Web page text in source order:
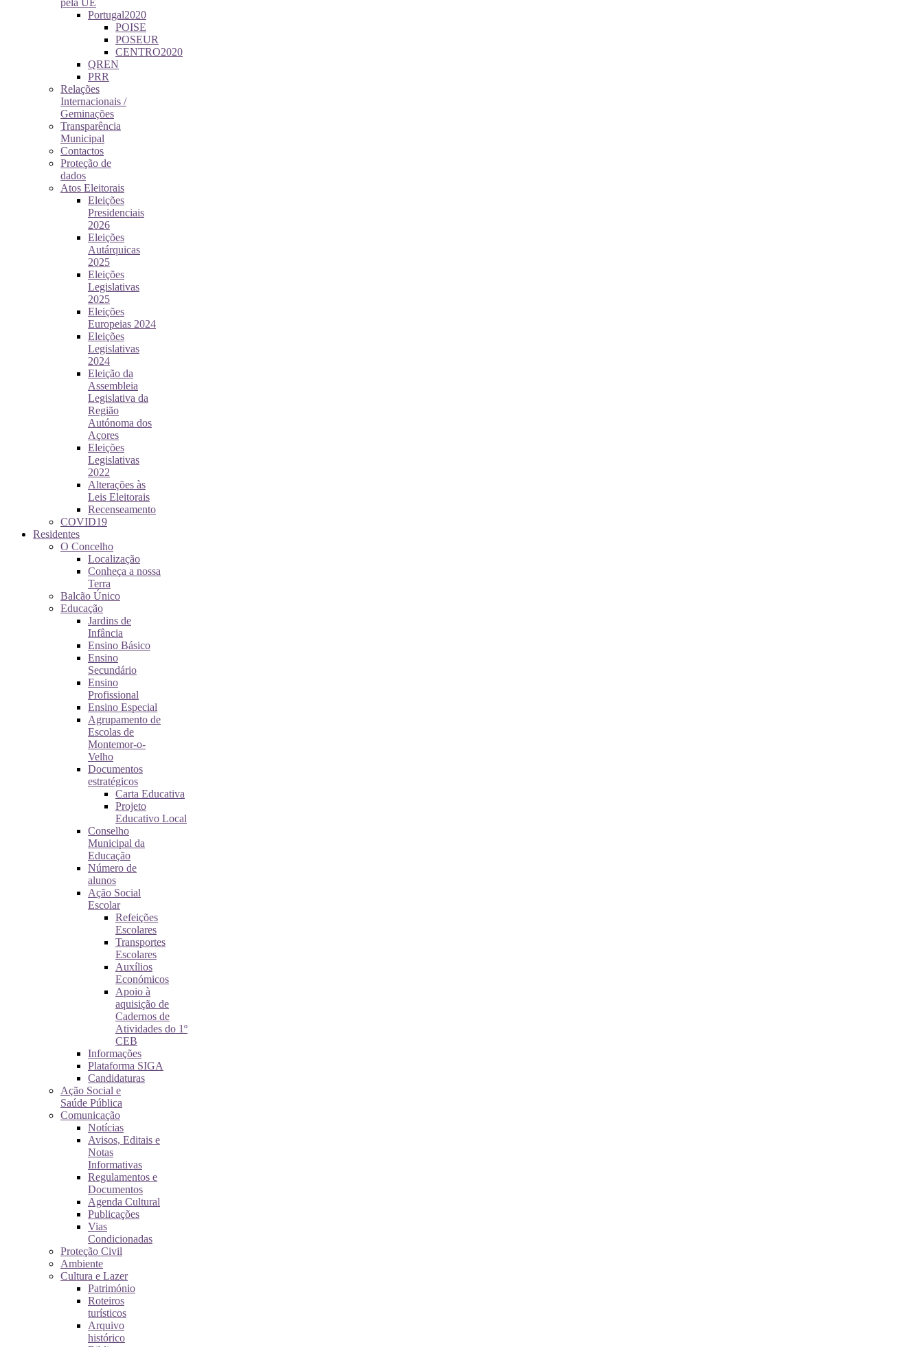
pela UE
Portugal2020
POISE
POSEUR
CENTRO2020
QREN
PRR
Relações
Internacionais /
Geminações
Transparência
Municipal
Contactos
Proteção de
dados
Atos Eleitorais
Eleições
Presidenciais
2026
Eleições
Autárquicas
2025
Eleições
Legislativas
2025
Eleições
Europeias 2024
Eleições
Legislativas
2024
Eleição da
Assembleia
Legislativa da
Região
Autónoma dos
Açores
Eleições
Legislativas
2022
Alterações às
Leis Eleitorais
Recenseamento
COVID19
Residentes
O Concelho
Localização
Conheça a nossa
Terra
Balcão Único
Educação
Jardins de
Infância
Ensino Básico
Ensino
Secundário
Ensino
Profissional
Ensino Especial
Agrupamento de
Escolas de
Montemor-o-
Velho
Documentos
estratégicos
Carta Educativa
Projeto
Educativo Local
Conselho
Municipal da
Educação
Número de
alunos
Ação Social
Escolar
Refeições
Escolares
Transportes
Escolares
Auxílios
Económicos
Apoio à
aquisição de
Cadernos de
Atividades do 1º
CEB
Informações
Plataforma SIGA
Candidaturas
Ação Social e
Saúde Pública
Comunicação
Notícias
Avisos, Editais e
Notas
Informativas
Regulamentos e
Documentos
Agenda Cultural
Publicações
Vias
Condicionadas
Proteção Civil
Ambiente
Cultura e Lazer
Património
Roteiros
turísticos
Arquivo
histórico